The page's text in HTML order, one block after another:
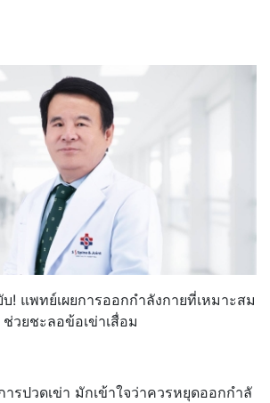
! แพทย์เผยการออกกำลังกายที่เหมาะสม
ช่วยชะลอข้อเข่าเสื่อม
รปวดเข่า มักเข้าใจว่าควรหยุดออกกำลั